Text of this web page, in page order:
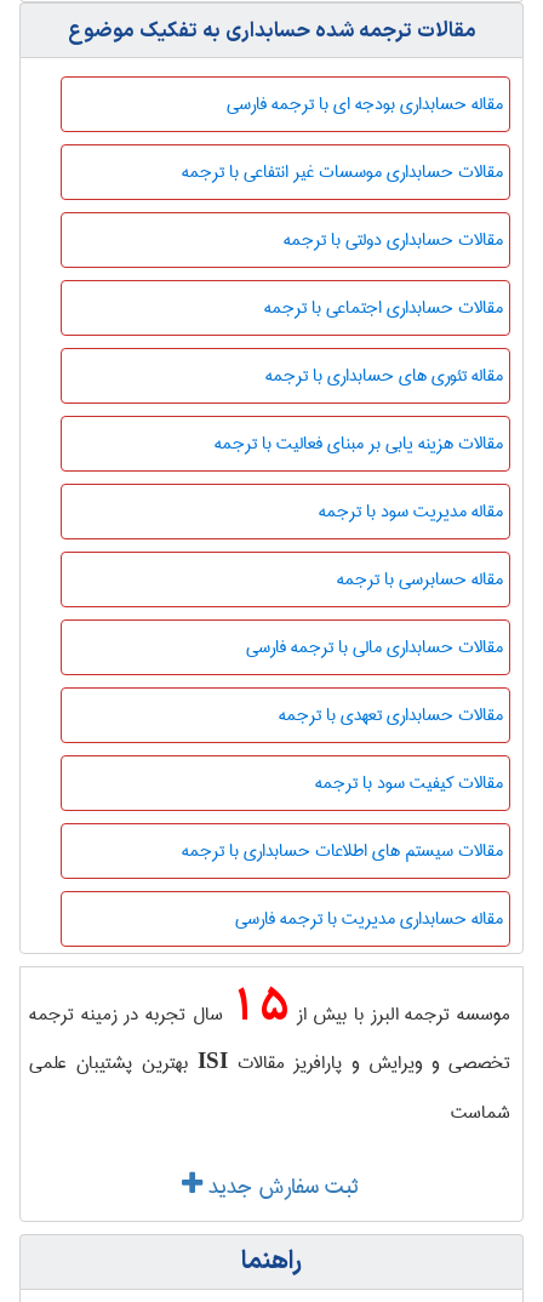
مقالات ترجمه شده حسابداری به تفکیک موضوع
مقاله حسابداری بودجه ای با ترجمه فارسی
مقالات حسابداری موسسات غیر انتفاعی با ترجمه
مقالات حسابداری دولتی با ترجمه
مقالات حسابداری اجتماعی با ترجمه
مقاله تئوری های حسابداری با ترجمه
مقالات هزینه یابی بر مبنای فعالیت با ترجمه
مقاله مدیریت سود با ترجمه
مقاله حسابرسی با ترجمه
مقالات حسابداری مالی با ترجمه فارسی
مقالات حسابداری تعهدی با ترجمه
مقالات کیفیت سود با ترجمه
مقالات سیستم های اطلاعات حسابداری با ترجمه
مقاله حسابداری مدیریت با ترجمه فارسی
موسسه ترجمه البرز با بیش از 15 سال تجربه در زمینه ترجمه
تخصصی و ویرایش و پارافریز مقالاتISI بهترین پشتیبان علمی
شماست
ثبت سفارش جدید
راهنما